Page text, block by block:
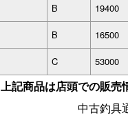
B 19400
B 16500
C 53000
上記商品は店頭での販売
中古釣具